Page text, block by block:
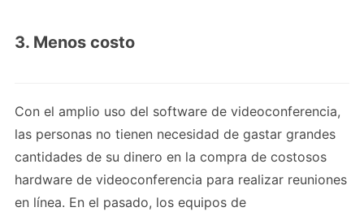
3. Menos costo
Con el amplio uso del software de videoconferencia,
las personas no tienen necesidad de gastar grandes
cantidades de su dinero en la compra de costosos
hardware de videoconferencia para realizar reuniones
en línea. En el pasado, los equipos de